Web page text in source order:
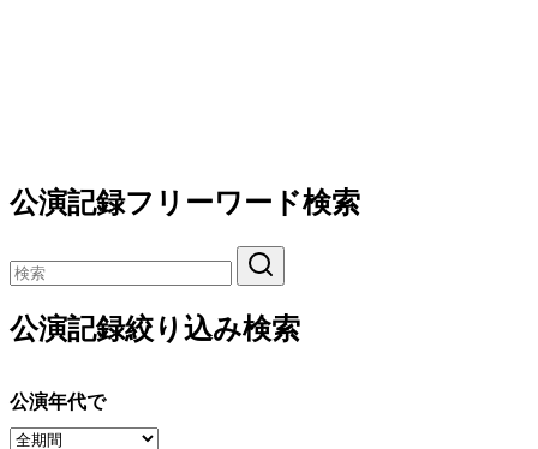
公演記録フリーワード検索
公演記録絞り込み検索
公演年代で